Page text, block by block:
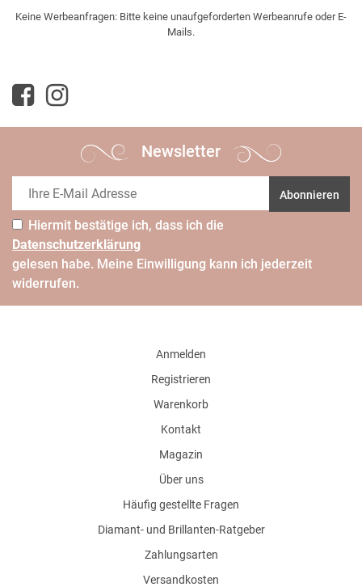
Keine Werbeanfragen: Bitte keine unaufgeforderten Werbeanrufe oder E-
Mails.
Newsletter
Abonnieren
Hiermit bestätige ich, dass ich die
Daten­schutz­erklärung
gelesen habe. Meine Einwilligung kann ich jederzeit
widerrufen.
Anmelden
Registrieren
Warenkorb
Kontakt
Magazin
Über uns
Häufig gestellte Fragen
Diamant- und Brillanten-Ratgeber
Zahlungsarten
Versandkosten